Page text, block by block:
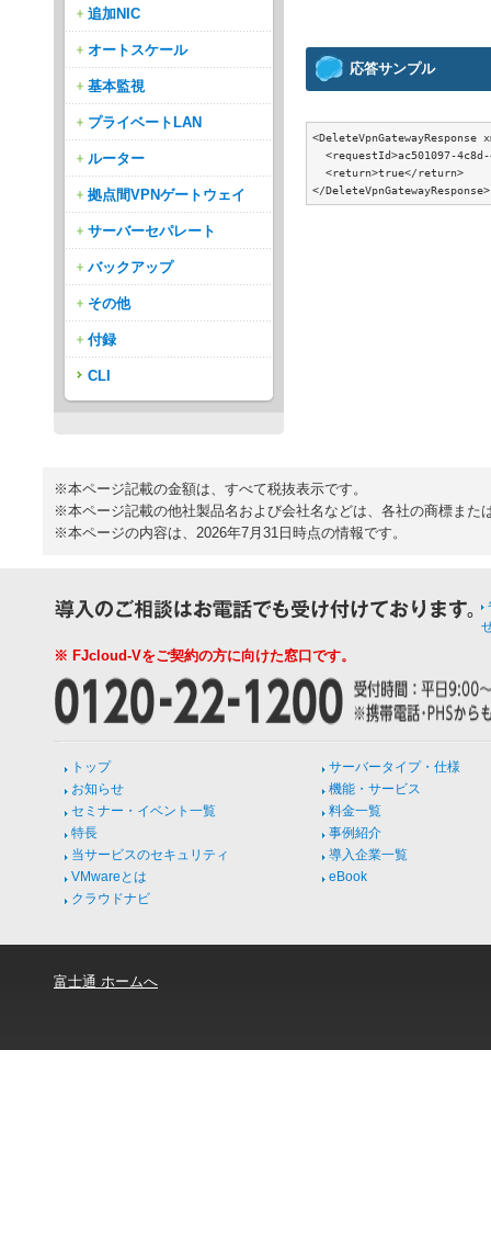
応答サンプル
<requestId>ac501097-
  <return>true</return>
追加NIC
オートスケール
基本監視
プライベートLAN
ルーター
拠点間VPNゲートウェイ
サーバーセパレート
バックアップ
その他
付録
CLI
※本ページ記載の金額は、すべて税抜表示です。
※本ページ記載の他社製品名および会社名などは、各社の商標また
※本ページの内容は、2026年7月31日時点の情報です。
※ FJcloud-Vをご契約の方に向けた窓口です。
トップ
お知らせ
セミナー・イベント一覧
特長
当サービスのセキュリティ
VMwareとは
クラウドナビ
サーバータイプ・仕様
機能・サービス
料金一覧
事例紹介
導入企業一覧
eBook
富士通 ホームへ